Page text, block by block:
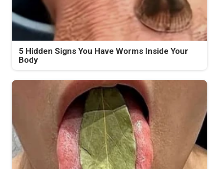
5 Hidden Signs You Have Worms Inside Your
Body